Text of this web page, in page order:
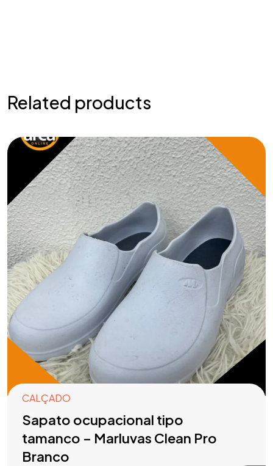
Related products
CALÇADO
Sapato ocupacional tipo
tamanco – Marluvas Clean Pro
Branco